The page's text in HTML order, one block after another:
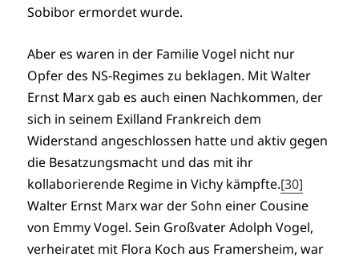
Sobibor ermordet wurde.
Aber es waren in der Familie Vogel nicht nur
Opfer des NS-Regimes zu beklagen. Mit Walter
Ernst Marx gab es auch einen Nachkommen, der
sich in seinem Exilland Frankreich dem
Widerstand angeschlossen hatte und aktiv gegen
die Besatzungsmacht und das mit ihr
kollaborierende Regime in Vichy kämpfte.[30]
Walter Ernst Marx war der Sohn einer Cousine
von Emmy Vogel. Sein Großvater Adolph Vogel,
verheiratet mit Flora Koch aus Framersheim, war